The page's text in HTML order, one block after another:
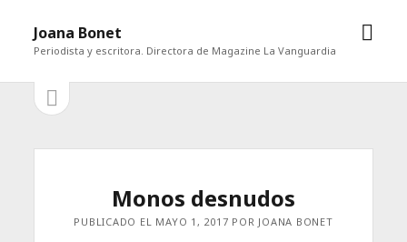
Joana Bonet
Periodista y escritora. Directora de Magazine La Vanguardia
abrir
Barraabrir
barra
Monos desnudos
PUBLICADO EL MAYO 1, 2017 POR JOANA BONET